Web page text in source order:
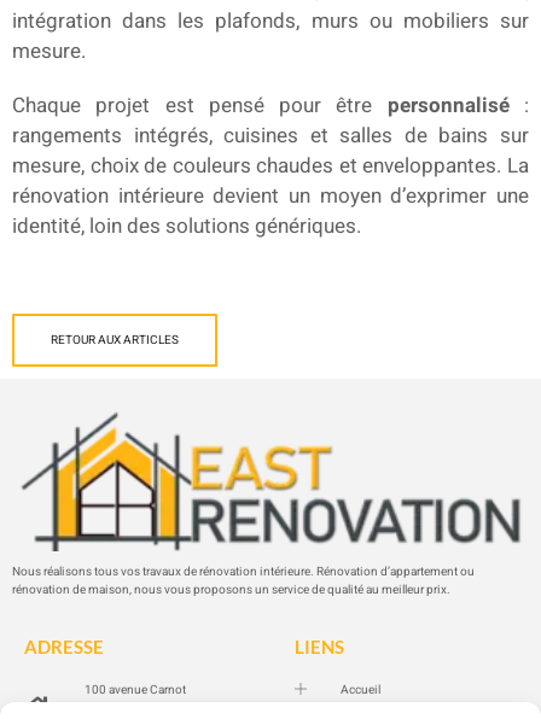
intégration dans les plafonds, murs ou mobiliers sur
mesure.
Chaque projet est pensé pour être personnalisé:
rangements intégrés, cuisines et salles de bains sur
mesure, choix de couleurs chaudes et enveloppantes. La
rénovation intérieure devient un moyen d’exprimer une
identité, loin des solutions génériques.
RETOUR AUX ARTICLES
Nous réalisons tous vos travaux de rénovation intérieure. Rénovation d’appartement ou
rénovation de maison, nous vous proposons un service de qualité au meilleur prix.
ADRESSE
100 avenue Carnot
LIENS
Accueil